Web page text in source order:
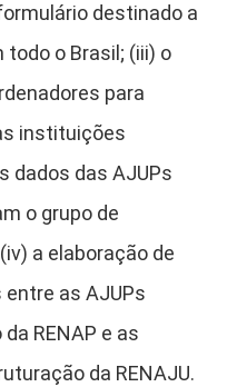
destinado a
o Brasil; (iii) o
para
instituições
dados das AJUPs
o grupo de
a elaboração de
as AJUPs
RENAP e as
da RENAJU.